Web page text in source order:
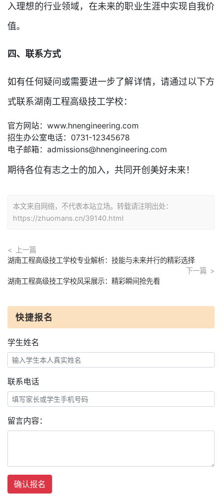
入理想的行业领域，在未来的职业生涯中实现自我价
值。
四、联系方式
如有任何疑问或需要进一步了解详情，请通过以下方
式联系湖南工程高级技工学校：
官方网站：www.hnengineering.com
招生办公室电话：0731-12345678
电子邮箱：admissions@hnengineering.com
期待各位有志之士的加入，共同开创美好未来！
本文来自网络，不代表本站立场。转载请注明出处：
https://zhuomans.cn/39140.html
上一篇
湖南工程高级技工学校专业解析：技能与未来并行的精彩选择
下一篇
湖南工程高级技工学校风采展示：精彩瞬间抢先看
快捷报名
学生姓名
联系电话
留言内容：
确认报名